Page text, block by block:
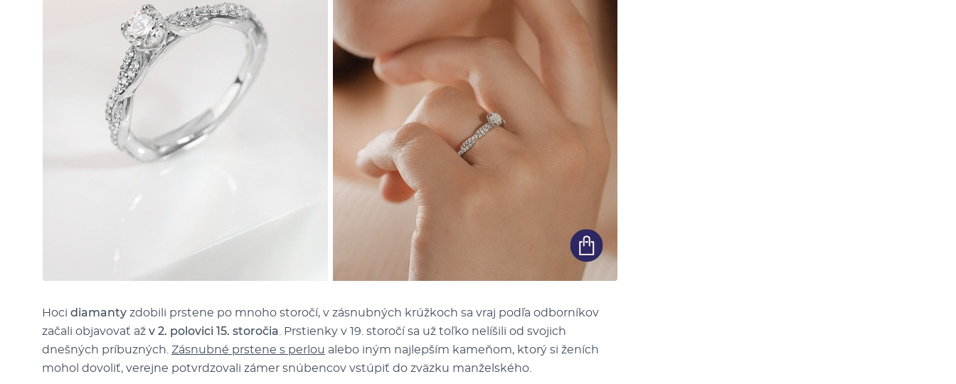
Hoci diamanty zdobili prstene po mnoho storočí, v zásnubných krúžkoch sa vraj podľa odborníkov
začali objavovať až v 2. polovici 15. storočia . Prstienky v 19. storočí sa už toľko nelíšili od svojich
dnešných príbuzných. Zásnubné prstene s perlou alebo iným najlepším kameňom, ktorý si ženích
mohol dovoliť, verejne potvrdzovali zámer snúbencov vstúpiť do zväzku manželského.